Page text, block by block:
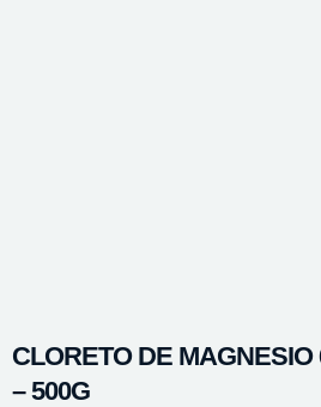
CLORETO DE MAGNESIO
– 500G